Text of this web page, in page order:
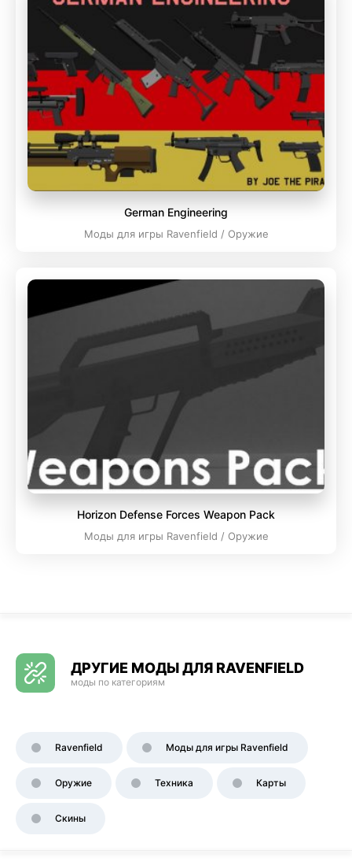
German Engineering
Моды для игры Ravenfield / Оружие
Horizon Defense Forces Weapon Pack
Моды для игры Ravenfield / Оружие
ДРУГИЕ МОДЫ ДЛЯ RAVENFIELD
моды по категориям
Ravenfield Моды для игры Ravenfield
Оружие Техника Карты
Скины